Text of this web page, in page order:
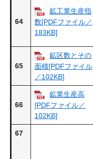
64
鉱工業生産指
数[PDFファイル／
183KB]
65
鉱区数とその
面積[PDFファイル
／102KB]
66
鉱業生産高
[PDFファイル／
102KB]
67